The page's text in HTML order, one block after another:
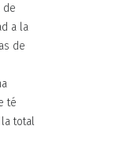
de
a la
de
té
total